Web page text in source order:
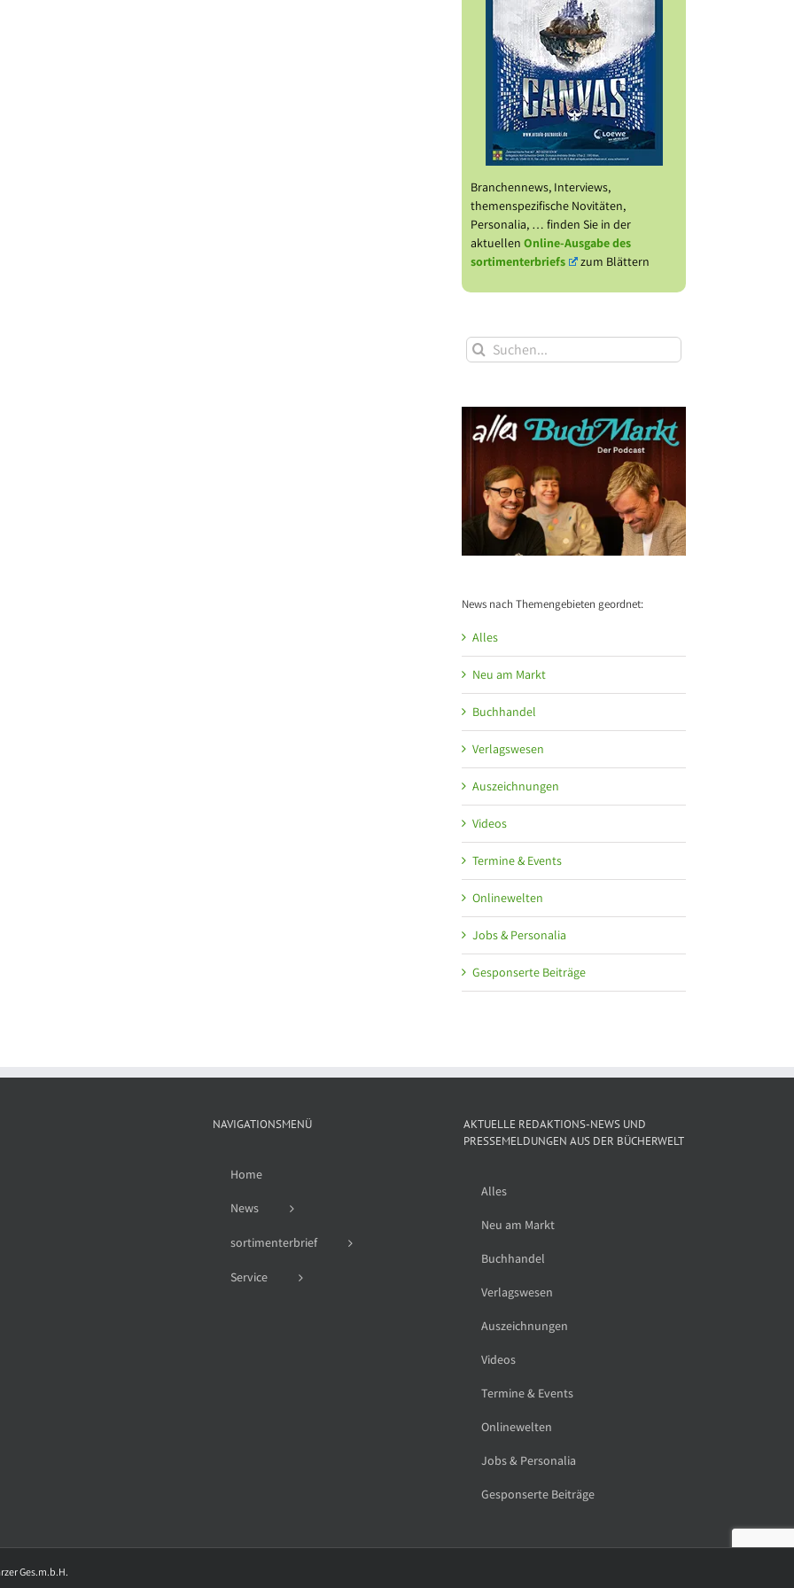
Branchennews, Interviews,
themenspezifische Novitäten,
Personalia, … finden Sie in der
aktuellen Online-Ausgabe des
sortimenterbriefs
zum Blättern
Suche
nach:
News nach Themengebieten geordnet:
Alles
Neu am Markt
Buchhandel
Verlagswesen
Auszeichnungen
Videos
Termine & Events
Onlinewelten
Jobs & Personalia
Gesponserte Beiträge
NAVIGATIONSMENÜ
Home
News
sortimenterbrief
Service
AKTUELLE REDAKTIONS-NEWS UND
PRESSEMELDUNGEN AUS DER BÜCHERWELT
Alles
Neu am Markt
Buchhandel
Verlagswesen
Auszeichnungen
Videos
Termine & Events
Onlinewelten
Jobs & Personalia
Gesponserte Beiträge
Ges.m.b.H.